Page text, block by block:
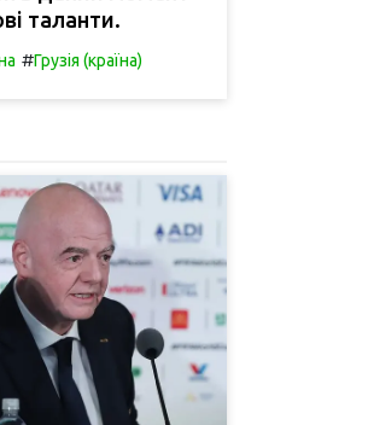
таланти.
#Грузія (країна)